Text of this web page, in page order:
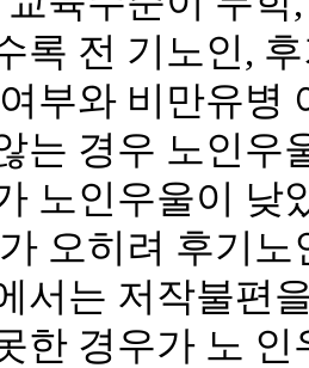
록 전 기노인,
부와 비만유병
는 경우 노인우
노인우울이 낮
오히려 후기
서는 저작불편
한 경우가 노